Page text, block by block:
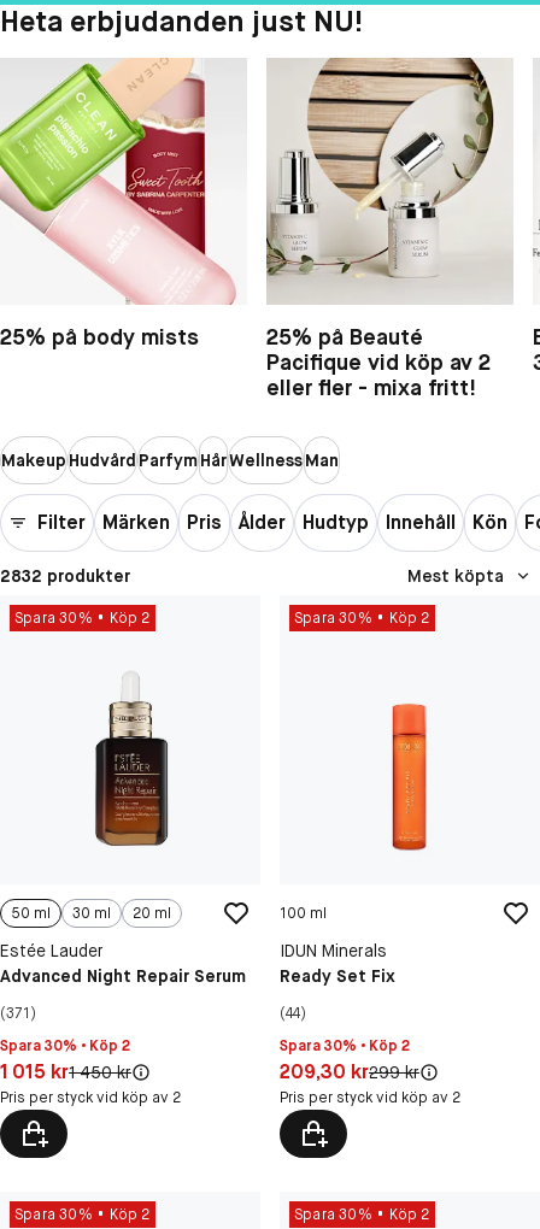
Heta erbjudanden just NU!
25% på body mists
25% på Beauté
Pacifique vid köp av 2
eller fler - mixa fritt!
MakeupHudvårdParfymHårWellnessMan
Filter Märken Pris Ålder Hudtyp Innehåll Kön
2832 produkter Mest köpta
Spara 30% Köp 2
50 ml 30 ml 20 ml
Estée Lauder
Advanced Night Repair Serum
(371)
Spara 30% • Köp 2
Pris: 1 015 kr
1 015 krOriginal pris:
1 450 kr
Pris per styck vid köp av 2
Spara 30% Köp 2
100 ml
IDUN Minerals
Ready Set Fix
(44)
Spara 30% • Köp 2
Pris: 209,30 kr
209,30 krOriginal pris:
299 kr
Pris per styck vid köp av 2
Spara 30% Köp 2 Spara 30% Köp 2